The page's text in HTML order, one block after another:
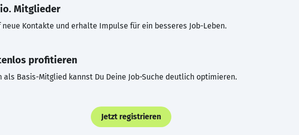
Mitglieder
neue Kontakte und erhalte Impulse für ein besseres Job-Leben.
profitieren
als Basis-Mitglied kannst Du Deine Job-Suche deutlich optimieren.
Jetzt registrieren